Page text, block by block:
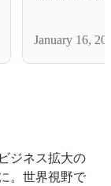
January 16,
ジネス拡大の
。世界視野で